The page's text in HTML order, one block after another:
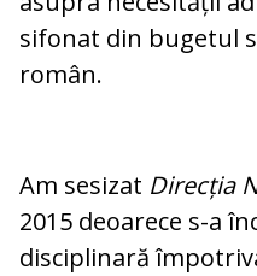
sifonat din bugetul
român.
Am sesizat Direcția
2015 deoarece s-a
disciplinară